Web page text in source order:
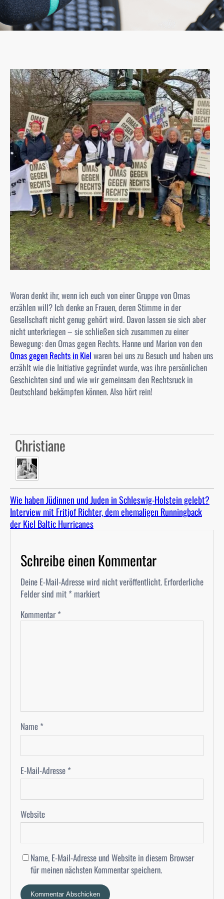
Woran denkt ihr, wenn ich euch von einer Gruppe von Omas
erzählen will? Ich denke an Frauen, deren Stimme in der
Gesellschaft nicht genug gehört wird. Davon lassen sie sich aber
nicht unterkriegen – sie schließen sich zusammen zu einer
Bewegung: den Omas gegen Rechts. Hanne und Marion von den
Omas gegen Rechts in Kiel waren bei uns zu Besuch und haben uns
erzählt wie die Initiative gegründet wurde, was ihre persönlichen
Geschichten sind und wie wir gemeinsam den Rechtsruck in
Deutschland bekämpfen können. Also hört rein!
Christiane
Wie haben Jüdinnen und Juden in Schleswig-Holstein gelebt?
Interview mit Fritjof Richter, dem ehemaligen Runningback
der Kiel Baltic Hurricanes
Schreibe einen Kommentar
Deine E-Mail-Adresse wird nicht veröffentlicht. Erforderliche
Felder sind mit * markiert
Kommentar*
Name *
E-Mail-Adresse *
Website
Name, E-Mail-Adresse und Website in diesem Browser
für meinen nächsten Kommentar speichern.